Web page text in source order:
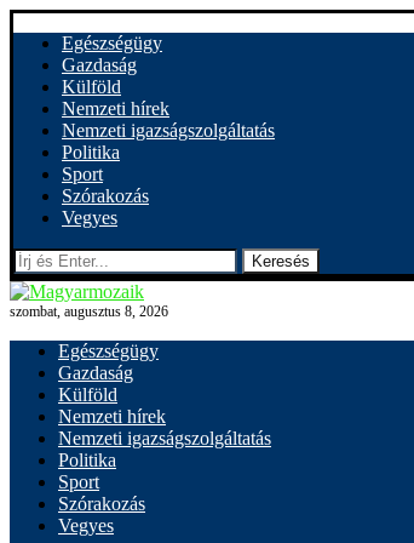
Egészségügy
Gazdaság
Külföld
Nemzeti hírek
Nemzeti igazságszolgáltatás
Politika
Sport
Szórakozás
Vegyes
Keresés
szombat, augusztus 8, 2026
Egészségügy
Gazdaság
Külföld
Nemzeti hírek
Nemzeti igazságszolgáltatás
Politika
Sport
Szórakozás
Vegyes